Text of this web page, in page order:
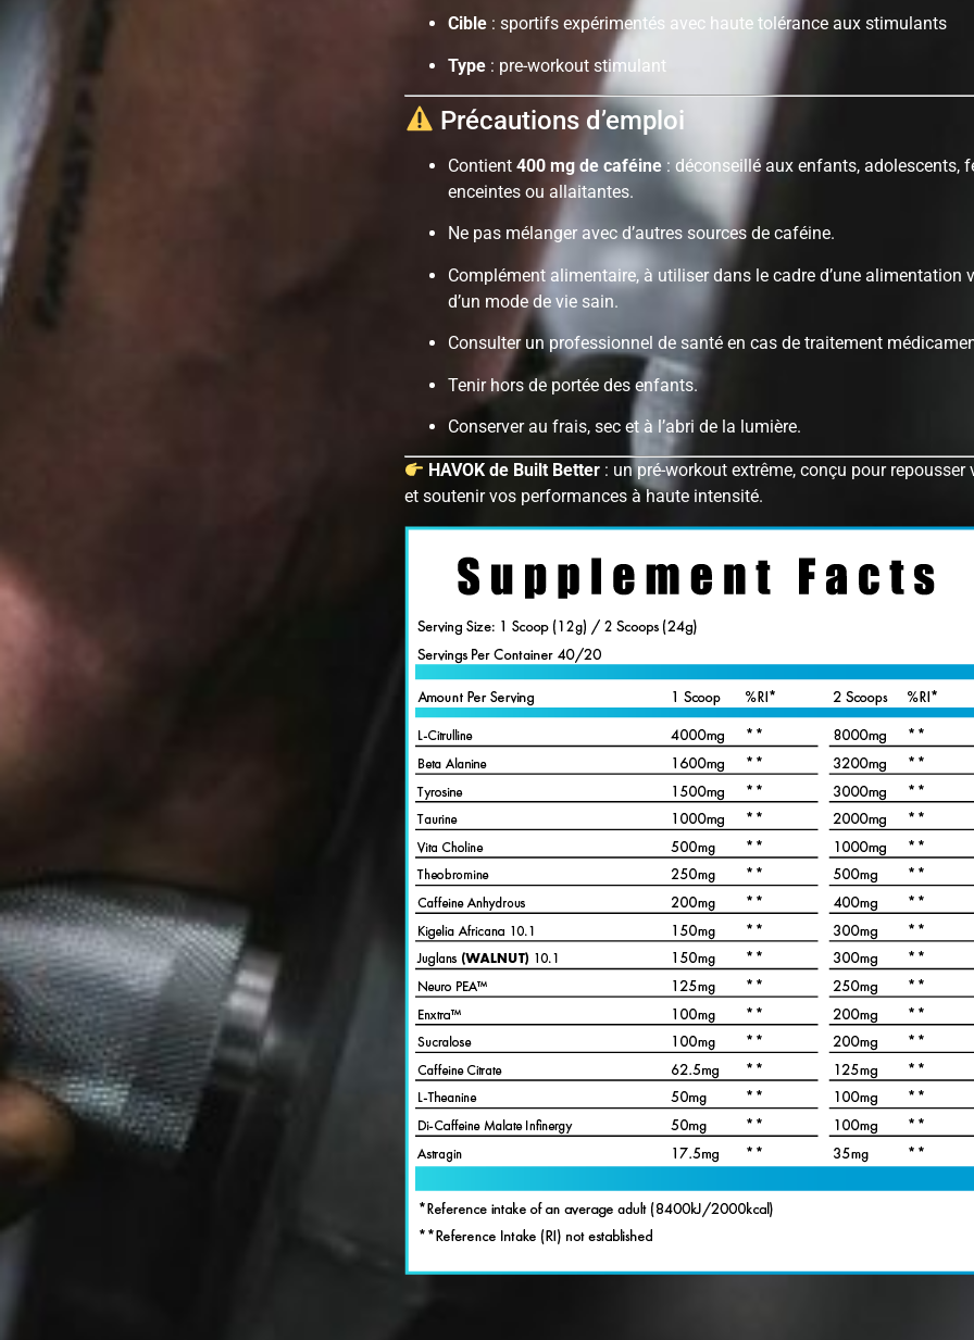
Cible : sportifs expérimentés avec haute tolérance aux stimulants
Type : pre-workout stimulant
Précautions d’emploi
Contient 400 mg de caféine : déconseillé aux enfants, adolescents,
enceintes ou allaitantes.
Ne pas mélanger avec d’autres sources de caféine.
Complément alimentaire, à utiliser dans le cadre d’une alimentation
d’un mode de vie sain.
Consulter un professionnel de santé en cas de traitement
Tenir hors de portée des enfants.
Conserver au frais, sec et à l’abri de la lumière.
HAVOK de Built Better : un pré-workout extrême, conçu pour repousser
et soutenir vos performances à haute intensité.